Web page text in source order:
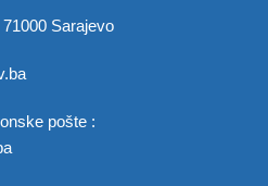
Sarajevo
pošte :